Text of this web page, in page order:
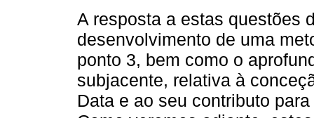
A resposta a estas questões
desenvolvimento de uma
ponto 3, bem como o
subjacente, relativa à
Data e ao seu contributo